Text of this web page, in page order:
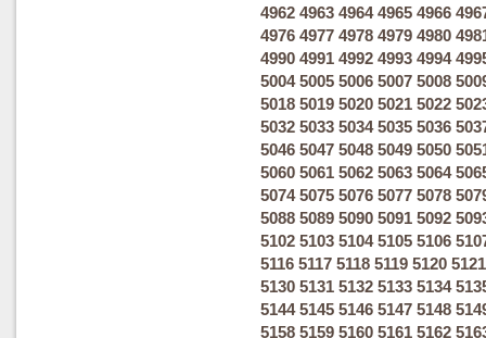
4962 4963 4964 4965 4966
4976 4977 4978 4979 4980
4990 4991 4992 4993 4994
5004 5005 5006 5007 5008
5018 5019 5020 5021 5022
5032 5033 5034 5035 5036
5046 5047 5048 5049 5050
5060 5061 5062 5063 5064
5074 5075 5076 5077 5078
5088 5089 5090 5091 5092
5102 5103 5104 5105 5106
5116 5117 5118 5119 5120 5121
5130 5131 5132 5133 5134
5144 5145 5146 5147 5148
5158 5159 5160 5161 5162